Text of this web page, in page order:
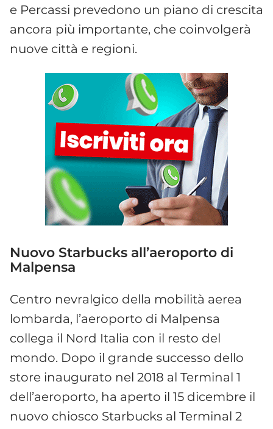
e Percassi prevedono un piano di crescita
ancora più importante, che coinvolgerà
nuove città e regioni.
Nuovo Starbucks all’aeroporto di
Malpensa
Centro nevralgico della mobilità aerea
lombarda, l’aeroporto di Malpensa
collega il Nord Italia con il resto del
mondo. Dopo il grande successo dello
store inaugurato nel 2018 al Terminal 1
dell’aeroporto, ha aperto il 15 dicembre il
nuovo chiosco Starbucks al Terminal 2